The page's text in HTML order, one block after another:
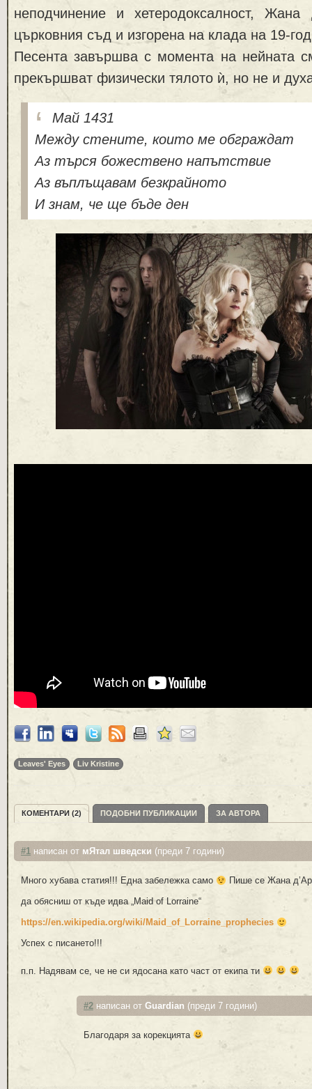
неподчинение и хетеродоксалност,
църковния съд и изгорена на клада на 19-
Песента завършва с момента на нейната
прекършват физически тялото ѝ, но не и
Май 1431
Между стените, които ме обграждат
Аз търся божествено напътствие
Аз въплъщавам безкрайното
И знам, че ще бъде ден
Leaves' Eyes Liv Kristine
КОМЕНТАРИ (2) ПОДОБНИ ПУБЛИКАЦИИ ЗА АВТОРА
#1 написан от мЯтал шведски (преди 7 години)
Много хубава статия!!! Една забележка само
Пише се Жана
да обясниш от къде идва „Maid of Lorraine“
https://en.wikipedia.org/wiki/Maid_of_Lorraine_prophecies
Успех с писането!!!
п.п. Надявам се, че не си ядосана като част от екипа ти
#2 написан от Guardian (преди 7 години)
Благодаря за корекцията